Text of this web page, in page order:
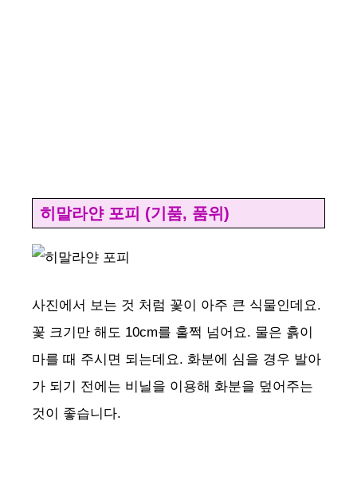
히말라얀 포피 (기품, 품위)
사진에서 보는 것 처럼 꽃이 아주 큰 식물인데요.
꽃 크기만 해도 10cm를 훌쩍 넘어요. 물은 흙이
마를 때 주시면 되는데요. 화분에 심을 경우 발아
가 되기 전에는 비닐을 이용해 화분을 덮어주는
것이 좋습니다.